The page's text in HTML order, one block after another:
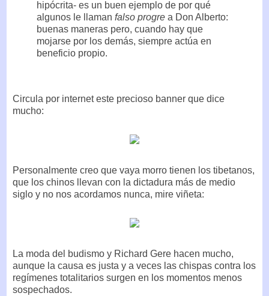
hipócrita- es un buen ejemplo de por qué
algunos le llaman falso progre a Don Alberto:
buenas maneras pero, cuando hay que
mojarse por los demás, siempre actúa en
beneficio propio.
Circula por internet este precioso banner que dice
mucho:
Personalmente creo que vaya morro tienen los tibetanos,
que los chinos llevan con la dictadura más de medio
siglo y no nos acordamos nunca, mire viñeta:
La moda del budismo y Richard Gere hacen mucho,
aunque la causa es justa y a veces las chispas contra los
regímenes totalitarios surgen en los momentos menos
sospechados.